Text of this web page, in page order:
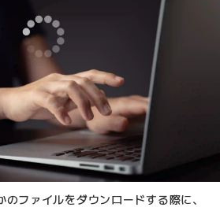
ファイルをダウンロードする際に、